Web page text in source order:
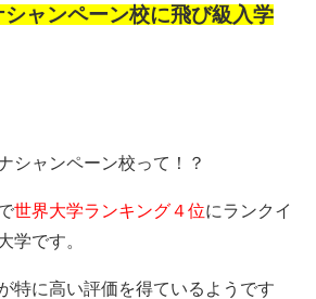
ャンペーン校に飛び級入学
シャンペーン校って！？
世界大学ランキング４位にランクイ
学です。
特に高い評価を得ているようです